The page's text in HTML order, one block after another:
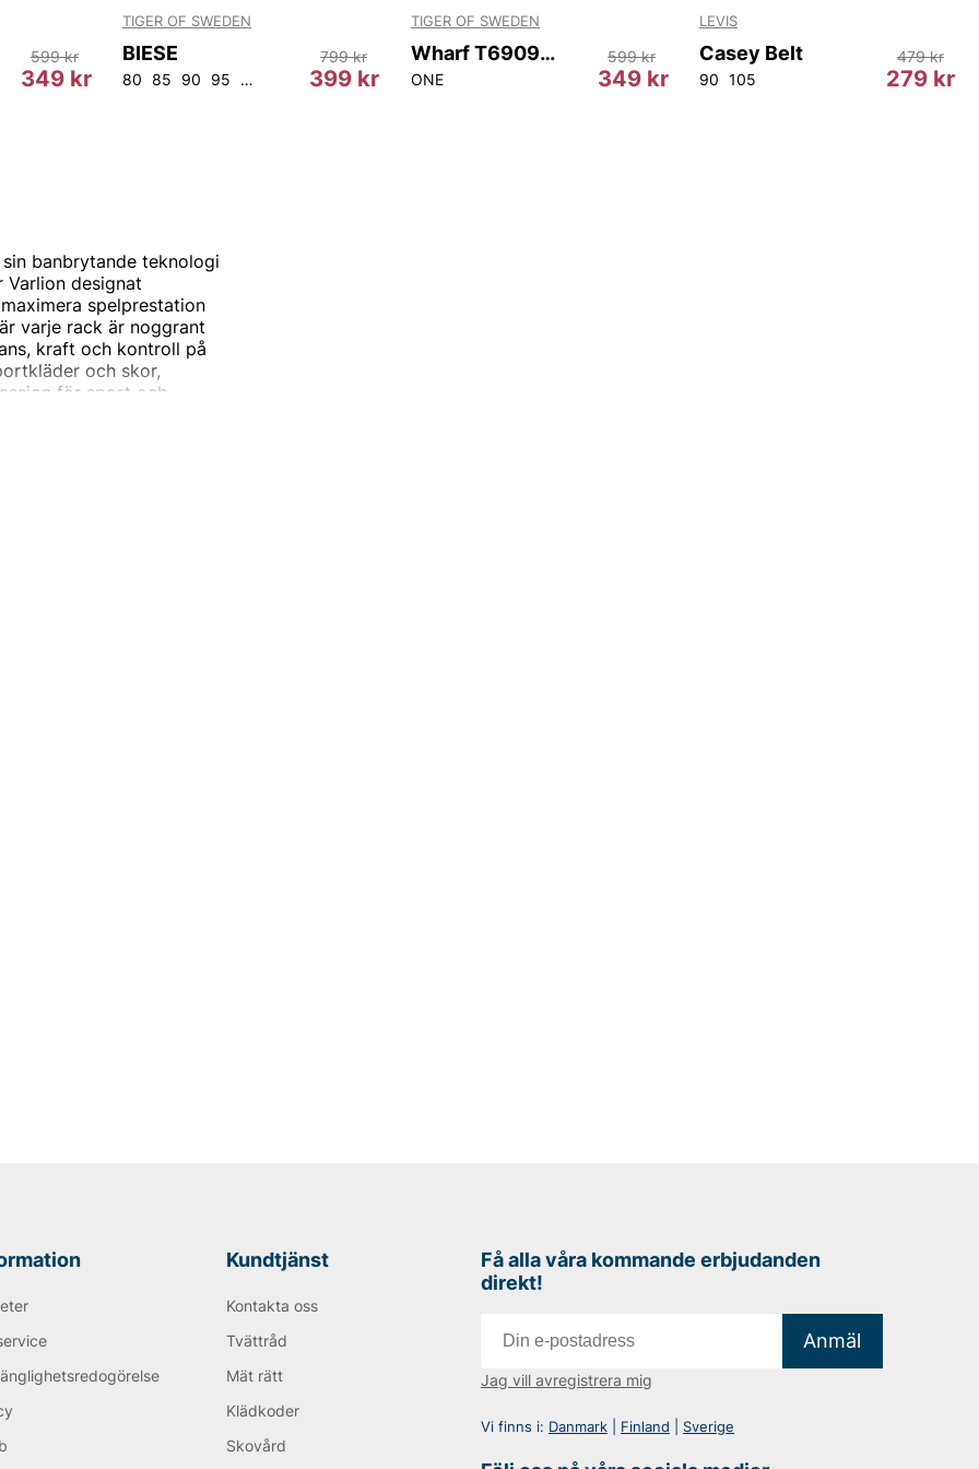
349 kr
599 kr
TIGER OF SWEDEN
BIESE
80 85 90 95 100 399 kr
799 kr
TIGER OF SWEDEN
Wharf T69097 403
ONE 349 kr
599 kr
LEVIS
Casey Belt
90 105 279 kr
479 kr
banbrytande teknologi
designat
spelprestation
varje rack är noggrant
kraft och kontroll på
och skor,
för sport och
Kundtjänst
Kontakta oss
Tvättråd
Mät rätt
Klädkoder
Skovård
Få alla våra kommande erbjudanden
direkt!
Anmäl
Jag vill avregistrera mig
Vi finns i: Danmark| Finland Sverige